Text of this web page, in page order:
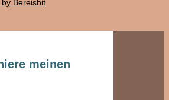
meinen